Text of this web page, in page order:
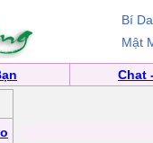
Bí
Mật
Chat